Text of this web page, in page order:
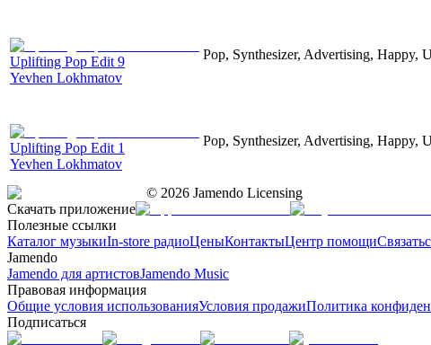
Uplifting Pop Edit 9
Yevhen Lokhmatov
Pop, Synthesizer, Advertising, Happy,
Uplifting Pop Edit 1
Yevhen Lokhmatov
Pop, Synthesizer, Advertising, Happy,
© 2026 Jamendo Licensing
Скачать приложение
Полезные ссылки
Каталог музыкиIn-store радиоЦеныКонтактыЦентр помощи
Jamendo
Jamendo для артистовJamendo Music
Правовая информация
Общие условия использованияУсловия продажиПолитика
Подписаться